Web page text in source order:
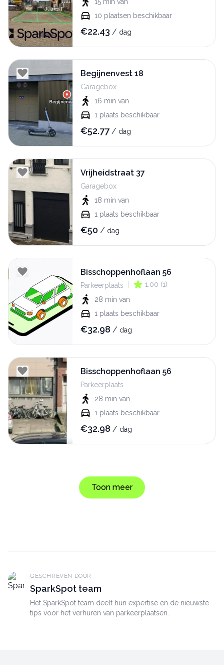
10 plaatsen beschikbaar
€22.43 / dag
Begijnenvest 18
Garagebox
16 min van
1 plaats beschikbaar
€52.77 / dag
Vrijheidstraat 37
Garagebox
18 min van
1 plaats beschikbaar
€50 / dag
Bisschoppenhoflaan 56
Parkeerplaats 1.00 (1)
28 min van
1 plaats beschikbaar
€32.98 / dag
Bisschoppenhoflaan 56
Parkeerplaats
28 min van
1 plaats beschikbaar
€32.98 / dag
Toon meer
GESCHREVEN DOOR
SparkSpot team
Het SparkSpot team deelt hun expertise en de nieuwste
tips voor het verhuren van parkeerplaatsen.